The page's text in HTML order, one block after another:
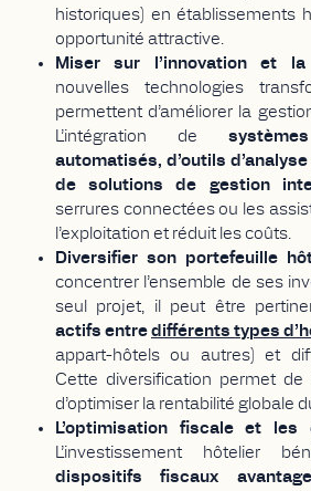
historiques) en établissements
opportunité attractive.
Miser sur l’innovation et
nouvelles technologies
permettent d’améliorer la
L’intégration de
automatisés, d’outils
de solutions de gestion
serrures connectées ou les
l’exploitation et réduit les coûts.
Diversifier son portefeuille
concentrer l’ensemble de ses
seul projet, il peut être
actifs entre différents types
appart-hôtels ou autres) et
Cette diversification permet
d’optimiser la rentabilité globale
L’optimisation fiscale et les
L’investissement hôtelier
dispositifs fiscaux